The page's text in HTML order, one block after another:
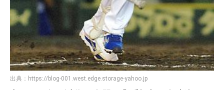
出典： https://blog-001.west.edge.storage-yahoo.jp